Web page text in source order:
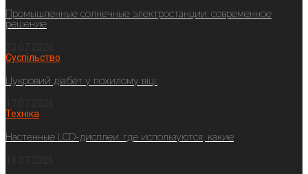
Промышленные солнечные электростанции: современное
решение
Суспільство
Цукровий діабет у похилому віці:
Техніка
Настенные LCD-дисплеи: где используются, какие